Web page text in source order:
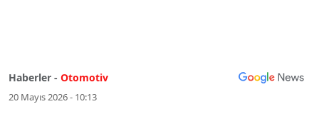
Haberler - Otomotiv
20 Mayıs 2026 - 10:13